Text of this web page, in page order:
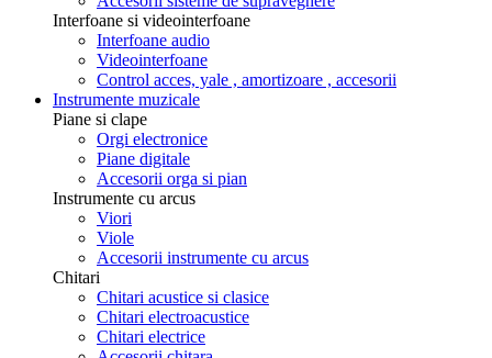
Interfoane si videointerfoane
Interfoane audio
Videointerfoane
Control acces, yale , amortizoare , accesorii
Instrumente muzicale
Piane si clape
Orgi electronice
Piane digitale
Accesorii orga si pian
Instrumente cu arcus
Viori
Viole
Accesorii instrumente cu arcus
Chitari
Chitari acustice si clasice
Chitari electroacustice
Chitari electrice